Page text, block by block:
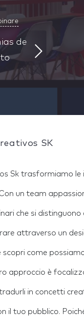
de
SK
Sk trasformiamo le
un team
che si
attraverso un
scopri come
approccio è
in concetti
il tuo pubblico.